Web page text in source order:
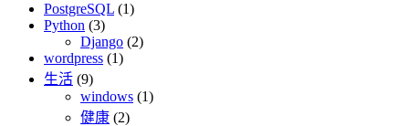
PostgreSQL (1)
Python (3)
Django (2)
wordpress (1)
生活 (9)
windows (1)
健康 (2)